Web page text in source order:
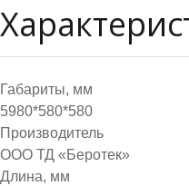
Габариты, мм
5980*580*580
Производитель
ООО ТД «Беротек»
Длина, мм